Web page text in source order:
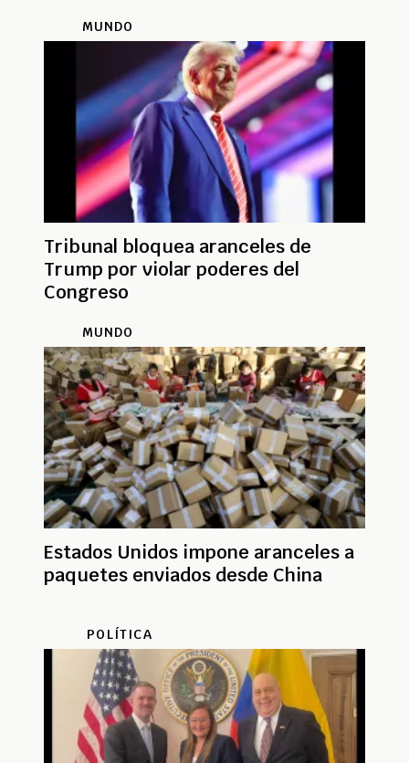
MUNDO
Tribunal bloquea aranceles de
Trump por violar poderes del
Congreso
MUNDO
Estados Unidos impone aranceles a
paquetes enviados desde China
POLÍTICA